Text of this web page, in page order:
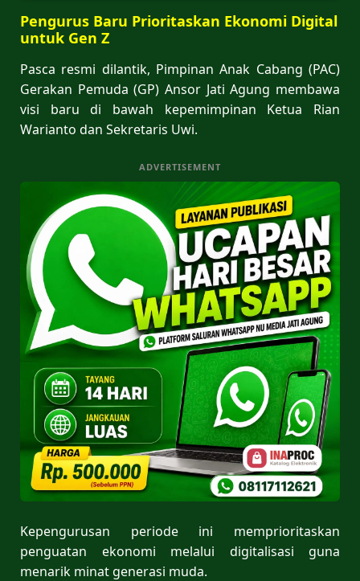
Pengurus Baru Prioritaskan Ekonomi Digital
untuk Gen Z
Pasca resmi dilantik, Pimpinan Anak Cabang (PAC)
Gerakan Pemuda (GP) Ansor Jati Agung membawa
visi baru di bawah kepemimpinan Ketua Rian
Warianto dan Sekretaris Uwi.
ADVERTISEMENT
Kepengurusan periode ini memprioritaskan
penguatan ekonomi melalui digitalisasi guna
menarik minat generasi muda.